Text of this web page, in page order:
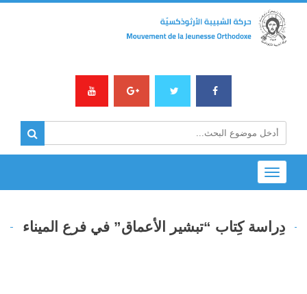
Toggle
navigation
دِراسة كِتاب “تبشير الأعماق” في فرع الميناء